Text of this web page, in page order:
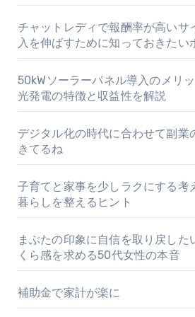
チャットレディで報酬率が高いサ
入を伸ばすために知っておきたい
50kWソーラーパネル導入のメリ
光発電の特徴と収益性を解説
デジタル化の時代に合わせて副業
きてるね
子育てと家事を少しラクにする考
暮らしを整えるヒント
まぶたの印象に自信を取り戻した
くら感を求める50代女性の本音
補助金で家計が楽に